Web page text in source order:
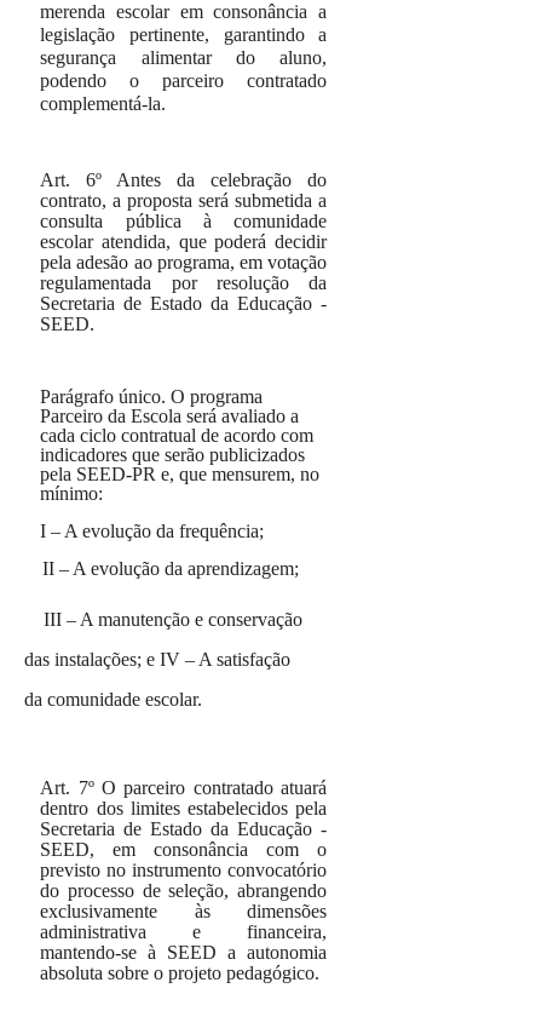
merenda escolar em consonância a
legislação pertinente, garantindo a
segurança alimentar do aluno,
podendo o parceiro contratado
complementá-la.
Art. 6º Antes da celebração do
contrato, a proposta será submetida a
consulta pública à comunidade
escolar atendida, que poderá decidir
pela adesão ao programa, em votação
regulamentada por resolução da
Secretaria de Estado da Educação -
SEED.
Parágrafo único. O programa
Parceiro da Escola será avaliado a
cada ciclo contratual de acordo com
indicadores queserão publicizados
pela SEED-PR e, que mensurem, no
mínimo:
I – A evolução da frequência;
II – A evolução da aprendizagem;
III – A manutenção e conservação
das instalações; e IV – A satisfação
da comunidade escolar.
Art. 7ºO parceiro contratado atuará
dentro dos limites estabelecidos pela
Secretaria de Estado da Educação -
SEED, em consonância com o
previsto no instrumento convocatório
do processo de seleção, abrangendo
exclusivamente às dimensões
administrativa e financeira,
mantendo-se à SEED a autonomia
absoluta sobre o projeto pedagógico.